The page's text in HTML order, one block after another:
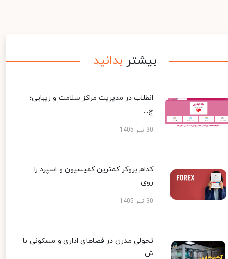
بیشتر بدانید
انقلاب در مدیریت مراکز سلامت و زیبایی؛
چ...
30 تیر 1405
کدام بروکر کمترین کمیسیون و اسپرد را
روی...
30 تیر 1405
تحولی مدرن در فضاهای اداری و مسکونی با
ش...